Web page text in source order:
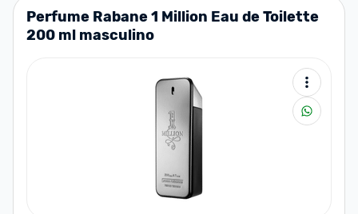
Perfume Rabane 1 Million Eau de Toilette
200 ml masculino